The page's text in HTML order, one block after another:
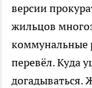
версии
жильцов
коммунальные
перевёл. Куда
догадываться.